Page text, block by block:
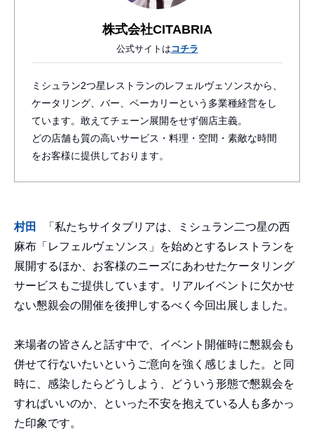
株式会社CITABRIA
公式サイトは コチラ
ミシュラン2つ星レストランのレフェルヴェソンスから、
ケータリング、バー、ベーカリーという多業種経営をし
ています。敢えてチェーン展開をせず個店主義。
どの店舗も質の高いサービス・料理・空間・素敵な時間
をお客様に提供しております。
村田
「私たちサイタブリアは、ミシュラン二つ星の西
麻布「レフェルヴェソンス」を始めとするレストランを
展開するほか、お客様のニーズにあわせたケータリング
サービスもご提供しています。リアルイベントに欠かせ
ない懇親会の開催を後押しするべく今回出展しました。
来場者の皆さんと話す中で、イベント開催時に懇親会も
併せて行ないたいというご意向を強く感じました。と同
時に、感染したらどうしよう、どういう形態で懇親会を
すればいいのか、といった不安を抱えている人も多かっ
た印象です。